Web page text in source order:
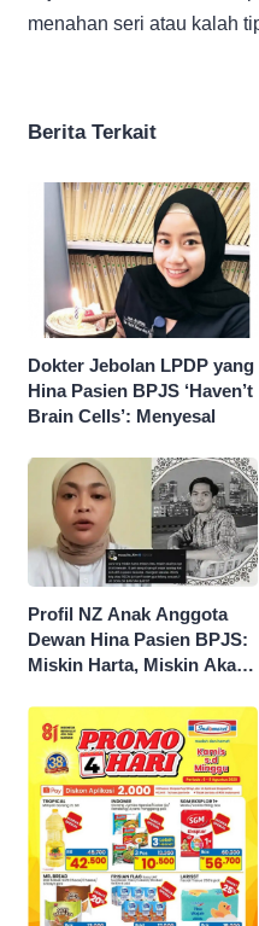
menahan seri atau kalah
Berita Terkait
Dokter Jebolan LPDP yang
Hina Pasien BPJS ‘Haven’t
Brain Cells’: Menyesal
Profil NZ Anak Anggota
Dewan Hina Pasien BPJS:
Miskin Harta, Miskin Akal